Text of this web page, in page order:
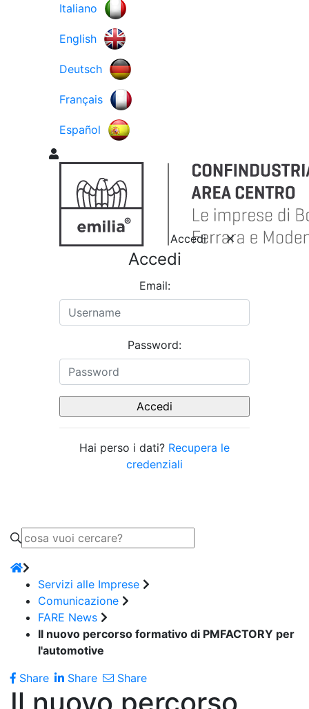
Italiano
English
Deutsch
Français
Español
Accedi
Accedi
Email:
Password:
Hai perso i dati? Recupera le
credenziali
Servizi alle Imprese
Comunicazione
FARE News
Il nuovo percorso formativo di PMFACTORY per
l'automotive
Share
Share Share